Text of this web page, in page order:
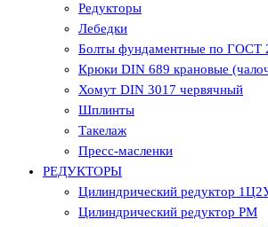
Редукторы
Лебедки
Болты фундаментные по ГОСТ
Крюки DIN 689 крановые
Хомут DIN 3017 червячный
Шплинты
Такелаж
Пресс-масленки
РЕДУКТОРЫ
Цилиндрический редуктор
Цилиндрический редуктор РМ